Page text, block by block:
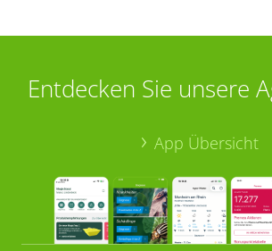
Entdecken Sie unsere
App Übersicht